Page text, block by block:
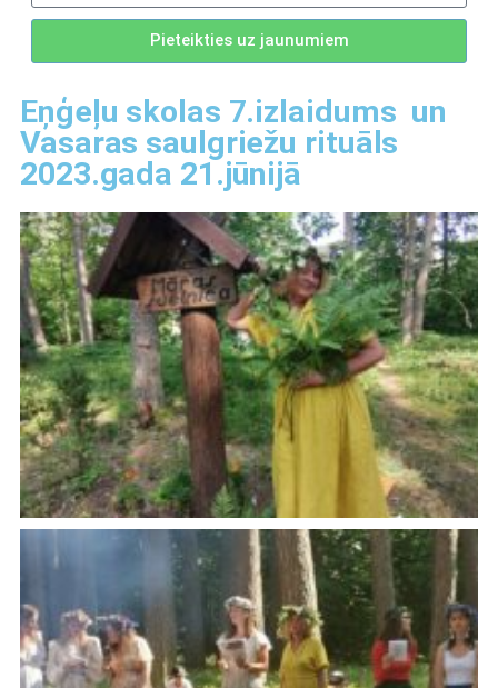
Pieteikties uz jaunumiem
Eņģeļu skolas 7.izlaidums un
Vasaras saulgriežu rituāls
2023.gada 21.jūnijā